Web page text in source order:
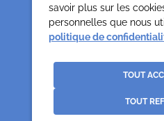
01 53
Mentions
CréditsLa
savoir plus sur les
personnelles que nous
politique de
TOUT
TOUT